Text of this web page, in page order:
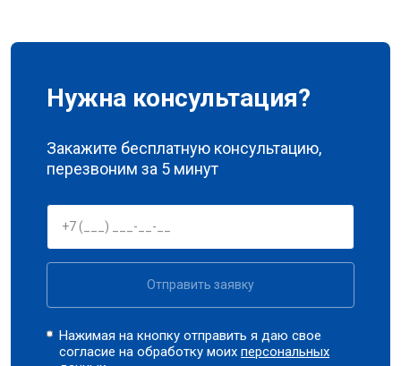
Нужна консультация?
Закажите бесплатную консультацию,
перезвоним за 5 минут
Отправить заявку
Нажимая на кнопку отправить я даю свое
согласие на обработку моихперсональных